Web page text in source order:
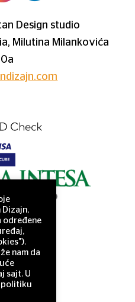
Design studio
Milutina Milankovića
određene
nam da
sajt. U
politiku